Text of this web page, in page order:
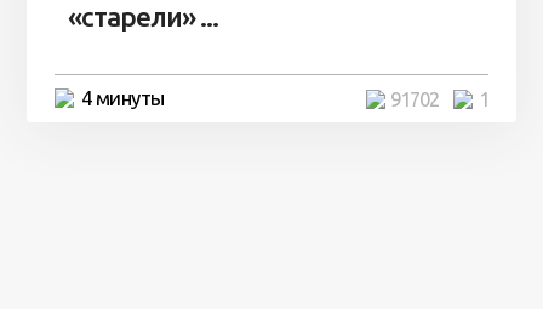
«старели» ...
4 минуты 1
91702